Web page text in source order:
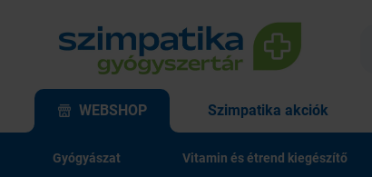
WEBSHOP Szimpatika akciók
Gyógyászat Vitamin és étrend kiegészítő